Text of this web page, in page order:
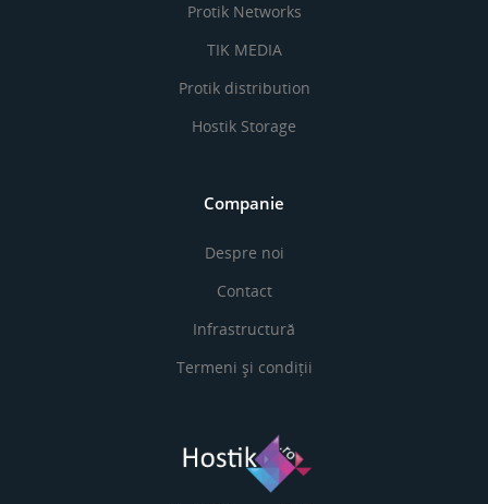
Protik Networks
TIK MEDIA
Protik distribution
Hostik Storage
Companie
Despre noi
Contact
Infrastructură
Termeni și condiții